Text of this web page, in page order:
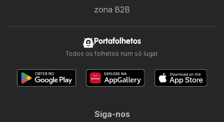
zona B2B
Portafolhetos
Todos os folhetos num só lugar.
Siga-nos